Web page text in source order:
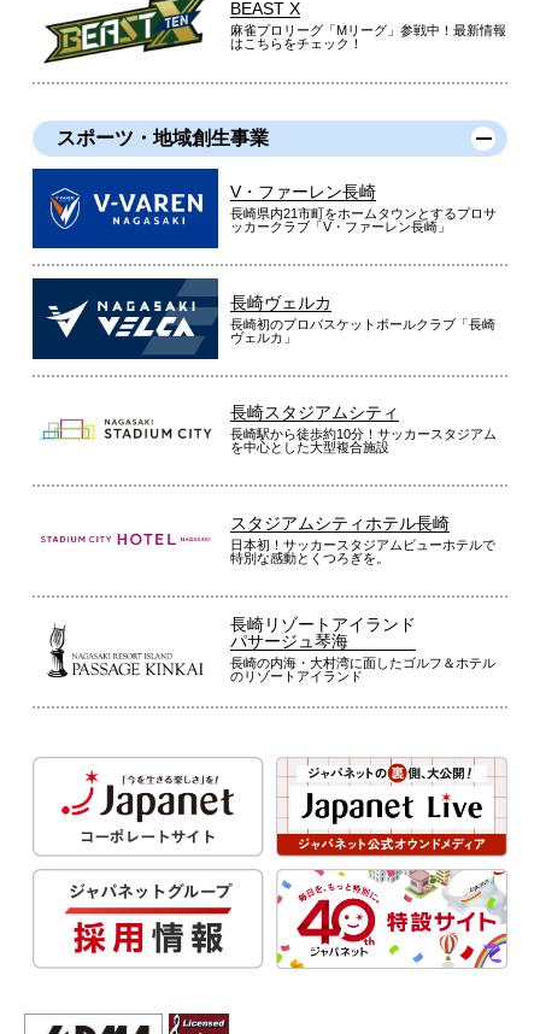
BEAST X
麻雀プロリーグ「Mリーグ」参戦中！最新情報
はこちらをチェック！
スポーツ・地域創生事業
V・ファーレン長崎
長崎県内21市町をホームタウンとするプロサ
ッカークラブ「V・ファーレン長崎」
長崎ヴェルカ
長崎初のプロバスケットボールクラブ「長崎
ヴェルカ」
長崎スタジアムシティ
長崎駅から徒歩約10分！サッカースタジアム
を中心とした大型複合施設
スタジアムシティホテル長崎
日本初！サッカースタジアムビューホテルで
特別な感動とくつろぎを。
長崎リゾートアイランド
パサージュ琴海
長崎の内海・大村湾に面したゴルフ＆ホテル
のリゾートアイランド